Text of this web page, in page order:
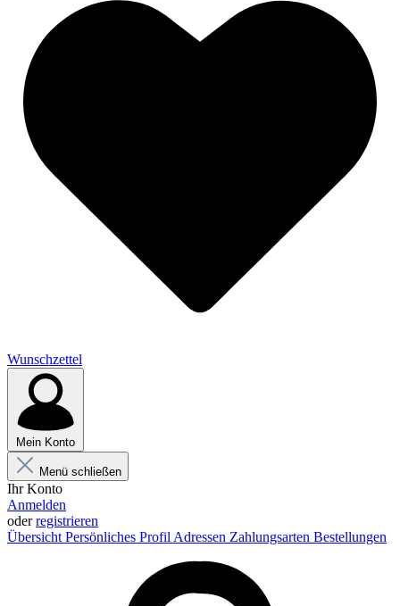
Wunschzettel
Mein Konto
Menü schließen
Ihr Konto
Anmelden
oderregistrieren
Übersicht Persönliches Profil Adressen Zahlungsarten Bestellungen